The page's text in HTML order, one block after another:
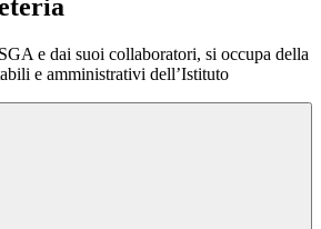
e dai suoi collaboratori, si occupa della
e amministrativi dell’Istituto